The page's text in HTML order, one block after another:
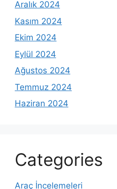
Aralık 2024
Kasım 2024
Ekim 2024
Eylül 2024
Ağustos 2024
Temmuz 2024
Haziran 2024
Categories
Araç İncelemeleri